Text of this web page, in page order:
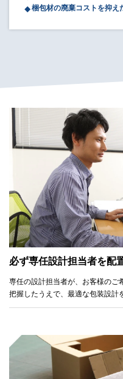
梱包材の廃棄コストを抑え
必ず専任設計担当者を配
専任の設計担当者が、お客様のご
把握したうえで、最適な包装設計